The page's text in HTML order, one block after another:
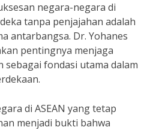
negara-negara di
tanpa penjajahan adalah
antarbangsa. Dr. Yohanes
pentingnya menjaga
sebagai fondasi utama dalam
di ASEAN yang tetap
menjadi bukti bahwa